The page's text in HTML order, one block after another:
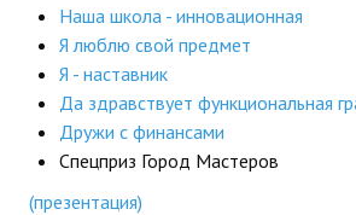
ИНСТИТУТ
Противодействие коррупции
В ПОМОЩЬ УЧИТЕЛЮ
Организация УВП
Наша школа - инновационная
Я люблю свой предмет
Я - наставник
Да здравствует функциональная
Дружи с финансами
Спецприз Город Мастеров
(презентация)